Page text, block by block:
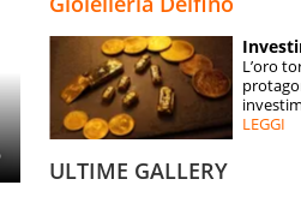
SPECIALI
ESPERTI
L’oro
LEGGI
ULTIME GALLERY